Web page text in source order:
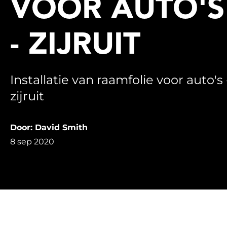
VOOR AUTO'S
- ZIJRUIT
Installatie van raamfolie voor auto's
zijruit
Door: David Smith
8 sep 2020